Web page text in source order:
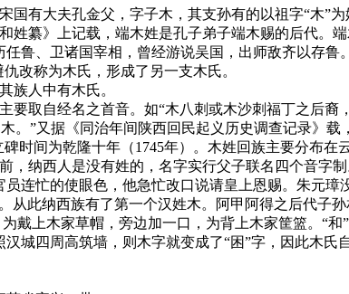
有大夫孔金父，字子木，其支孙有的以祖字“木”为
姓纂》上记载，端木姓是孔子弟子端木赐的后代。
鲁、卫诸国宰相，曾经游说吴国，出师敌齐以存
改称为木氏，形成了另一支木氏。
族人中有木氏。
取自经名之首音。如“木八刺或木沙刺福丁之后
。”又据《同治年间陕西回民起义历史调查记录》
时间为乾隆十年（1745年）。木姓回族主要分布在
，纳西人是没有姓的，名字实行父子联名四个音字
连忙的使眼色，他急忙改口说请皇上恩赐。朱元
从此纳西族有了第一个汉姓木。阿甲阿得之后代子
戴上木家草帽，旁边加一口，为背上木家筐篮。“
城四周高筑墙，则木字就变成了“困”字，因此木氏